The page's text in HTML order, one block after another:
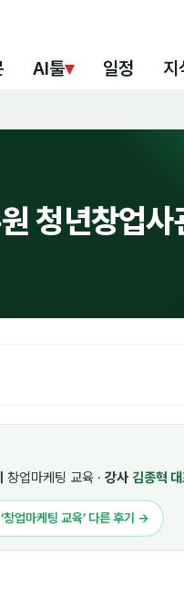
AI툴▾ 일정 지
청년창업사
창업마케팅 교육 · 강사 김종혁
업마케팅 교육’ 다른 후기 →